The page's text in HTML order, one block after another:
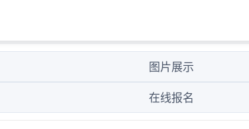
图片展示
在线报名